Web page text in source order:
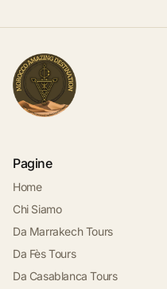
Pagine
Home
Chi Siamo
Da Marrakech Tours
Da Fès Tours
Da Casablanca Tours